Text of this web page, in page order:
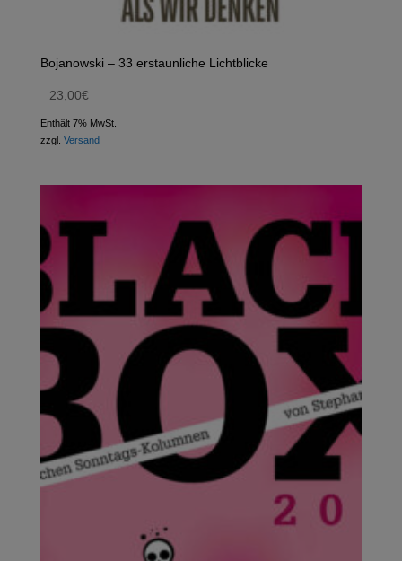
Bojanowski – 33 erstaunliche Lichtblicke
23,00€
Enthält 7% MwSt.
zzgl. Versand